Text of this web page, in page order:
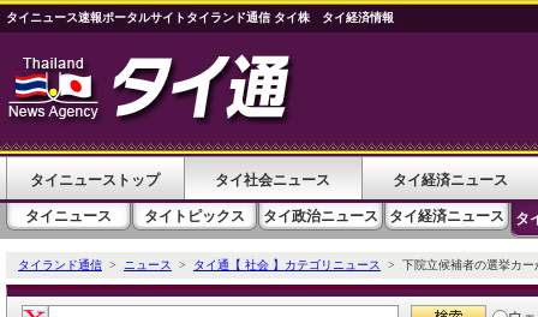
タイニュース速報ポータルサイトタイランド通信 タイ株 タイ経済情報
タイニューストップ タイ社会ニュース タイ経済ニュース
タイニュース タイトピックス タイ政治ニュース タイ経済ニュース タ
タイランド通信 > ニュース > タイ通【 社会 】カテゴリニュース > 下院立候補者の選挙カー